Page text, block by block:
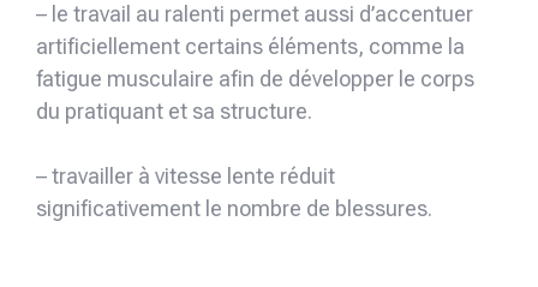
– le travail au ralenti permet aussi d’accentuer
artificiellement certains éléments, comme la
fatigue musculaire afin de développer le corps
du pratiquant et sa structure.
– travailler à vitesse lente réduit
significativement le nombre de blessures.